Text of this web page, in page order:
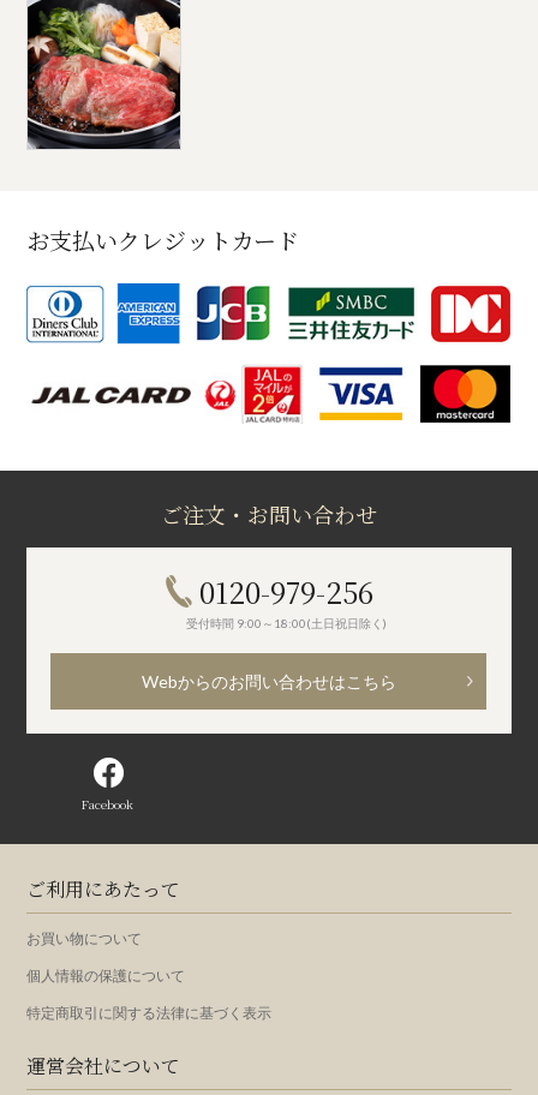
お支払いクレジットカード
ご注文・お問い合わせ
0120-979-256
受付時間 9:00～18:00(土日祝日除く)
Webからのお問い合わせはこちら
Facebook
ご利用にあたって
お買い物について
個人情報の保護について
特定商取引に関する法律に基づく表示
運営会社について